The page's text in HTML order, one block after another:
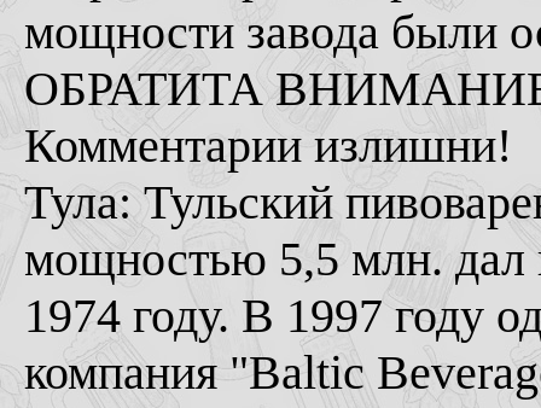
мощности завода были
ОБРАТИТА
Комментарии излишни!
Тула: Тульский
мощностью 5,5 млн.
1974 году. В 1997 году
компания "Baltic